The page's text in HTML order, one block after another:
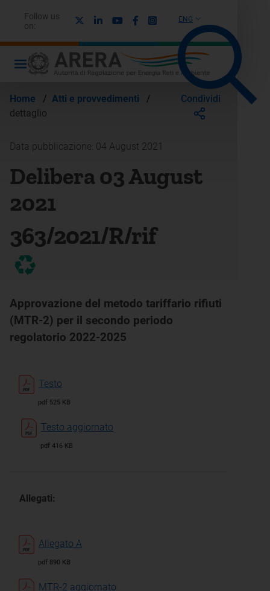
ENG
Follow us
on:
LinkedinYoutubeFacebook
Instagram
Home / Atti e provvedimenti
/
dettaglio
Condividi
Data pubblicazione: 04 August 2021
Delibera 03 August
2021
363/2021/R/rif
Approvazione del metodo tariffario rifiuti
(MTR-2) per il secondo periodo
regolatorio 2022-2025
Testo
pdf 525 KB
Testo aggiornato
pdf 416 KB
Allegati:
Allegato A
pdf 890 KB
MTR-2 aggiornato